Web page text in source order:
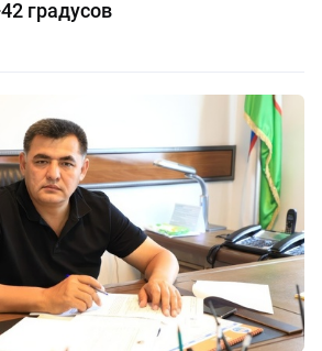
градусов